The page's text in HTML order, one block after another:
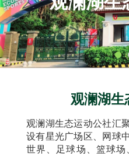
观澜湖生
观澜湖生态运动公社汇
设有星光广场区、网球
世界、足球场、篮球